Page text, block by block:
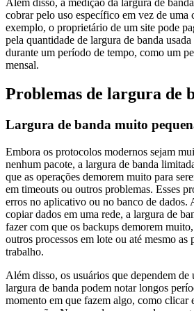
cobrar pelo uso específico em vez de uma
exemplo, o proprietário de um site pode
pela quantidade de largura de banda
durante um período de tempo, como um
mensal.
Problemas de largura de
Largura de banda muito
Embora os protocolos modernos sejam
nenhum pacote, a largura de banda
que as operações demorem muito para
em timeouts ou outros problemas. Esses
erros no aplicativo ou no banco de dados.
copiar dados em uma rede, a largura de
fazer com que os backups demorem
outros processos em lote ou até mesmo as
trabalho.
Além disso, os usuários que dependem de
largura de banda podem notar longos
momento em que fazem algo, como clicar